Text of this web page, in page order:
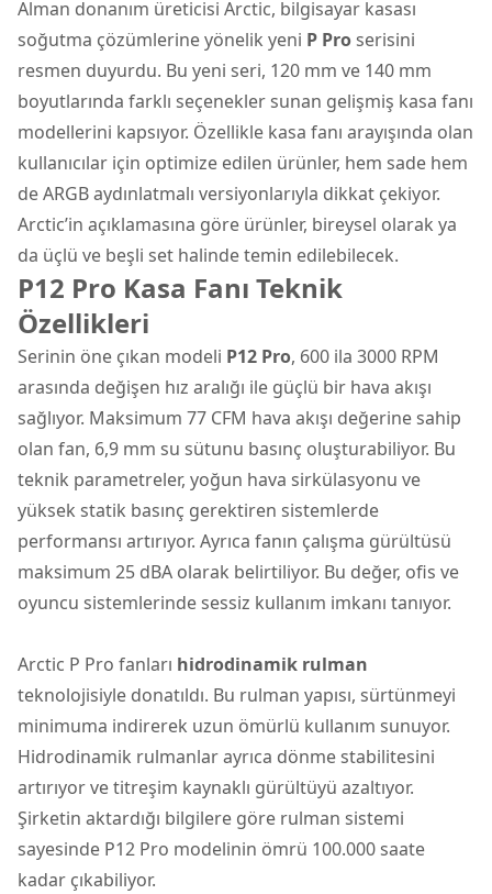
Alman donanım üreticisi Arctic, bilgisayar kasası
soğutma çözümlerine yönelik yeni P Proserisini
resmen duyurdu. Bu yeni seri, 120 mm ve 140 mm
boyutlarında farklı seçenekler sunan gelişmiş kasa fanı
modellerini kapsıyor. Özellikle kasa fanı arayışında olan
kullanıcılar için optimize edilen ürünler, hem sade hem
de ARGB aydınlatmalı versiyonlarıyla dikkat çekiyor.
Arctic’in açıklamasına göre ürünler, bireysel olarak ya
da üçlü ve beşli set halinde temin edilebilecek.
P12 Pro Kasa Fanı Teknik
Özellikleri
Serinin öne çıkan modeli P12 Pro, 600 ila 3000 RPM
arasında değişen hız aralığı ile güçlü bir hava akışı
sağlıyor. Maksimum 77 CFM hava akışı değerine sahip
olan fan, 6,9 mm su sütunu basınç oluşturabiliyor. Bu
teknik parametreler, yoğun hava sirkülasyonu ve
yüksek statik basınç gerektiren sistemlerde
performansı artırıyor. Ayrıca fanın çalışma gürültüsü
maksimum 25 dBA olarak belirtiliyor. Bu değer, ofis ve
oyuncu sistemlerinde sessiz kullanım imkanı tanıyor.
Arctic P Pro fanları hidrodinamik rulman
teknolojisiyle donatıldı. Bu rulman yapısı, sürtünmeyi
minimuma indirerek uzun ömürlü kullanım sunuyor.
Hidrodinamik rulmanlar ayrıca dönme stabilitesini
artırıyor ve titreşim kaynaklı gürültüyü azaltıyor.
Şirketin aktardığı bilgilere göre rulman sistemi
sayesinde P12 Pro modelinin ömrü 100.000 saate
kadar çıkabiliyor.